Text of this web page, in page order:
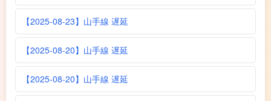
【2025-08-23】山手線 遅延
【2025-08-20】山手線 遅延
【2025-08-20】山手線 遅延